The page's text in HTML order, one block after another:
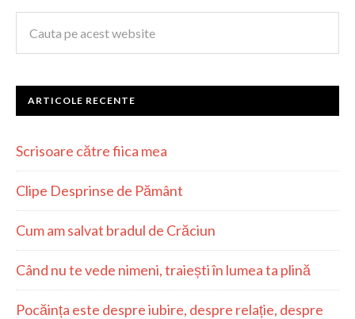
ARTICOLE RECENTE
Scrisoare către fiica mea
Clipe Desprinse de Pământ
Cum am salvat bradul de Crăciun
Când nu te vede nimeni, traiești în lumea ta plină
Pocăința este despre iubire, despre relație, despre